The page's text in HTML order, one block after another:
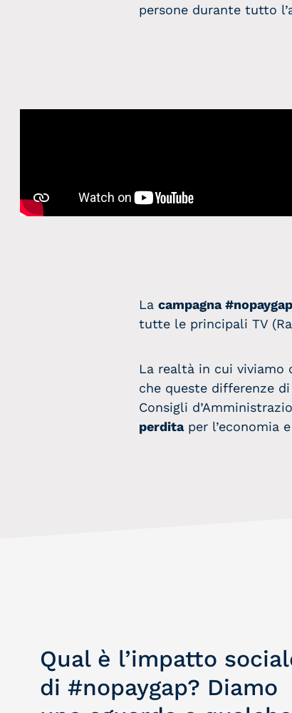
persone durante tutto
La campagna #nopaygap
tutte le principali TV
La realtà in cui
che queste differenze
Consigli
perditaper l’economia
Qual è l’impatto
di #nopaygap? Diamo